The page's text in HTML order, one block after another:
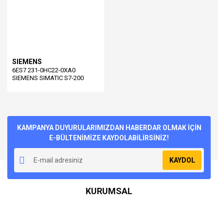
SIEMENS
6ES7 231-0HC22-0XA0
SIEMENS SIMATIC S7-200
KAMPANYA DUYURULARIMIZDAN HABERDAR OLMAK İÇİN
E-BÜLTENİMİZE KAYDOLABİLİRSİNİZ!
KAYDOL
KURUMSAL